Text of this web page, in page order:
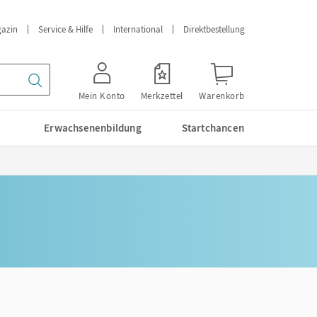
Service & Hilfe International Direktbestellung
Mein Konto Merkzettel Warenkorb
Erwachsenenbildung Startchancen